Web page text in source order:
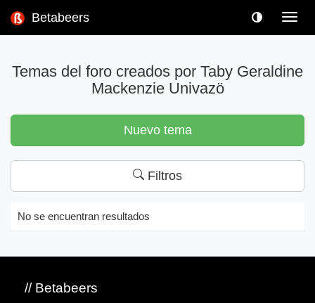
Betabeers
Temas del foro creados por Taby Geraldine
Mackenzie Univazö
Nuevo tema
Filtros
No se encuentran resultados
// Betabeers